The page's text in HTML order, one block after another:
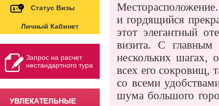
Статус Визы
Личный Кабинет
Запрос на расчет
нестандартного тура
и гордящийся
этот элегантный
визита. С главным
нескольких шагах,
всех его сокровищ,
со всеми
шума большого